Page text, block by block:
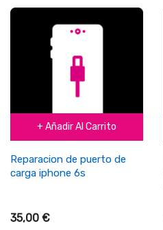
+ Añadir Al Carrito
Reparacion de puerto de
carga iphone 6s
35,00 €